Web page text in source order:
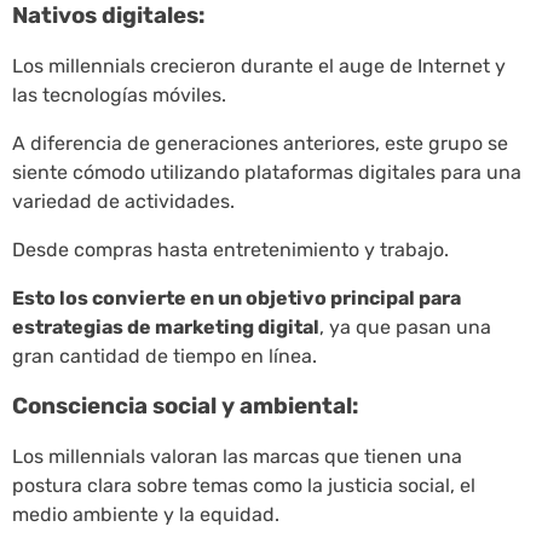
Nativos digitales:
Los millennials crecieron durante el auge de Internet y
las tecnologías móviles.
A diferencia de generaciones anteriores, este grupo se
siente cómodo utilizando plataformas digitales para una
variedad de actividades.
Desde compras hasta entretenimiento y trabajo.
Esto los convierte en un objetivo principal para
estrategias de marketing digital, ya que pasan una
gran cantidad de tiempo en línea.
Consciencia social y ambiental:
Los millennials valoran las marcas que tienen una
postura clara sobre temas como la justicia social, el
medio ambiente y la equidad.